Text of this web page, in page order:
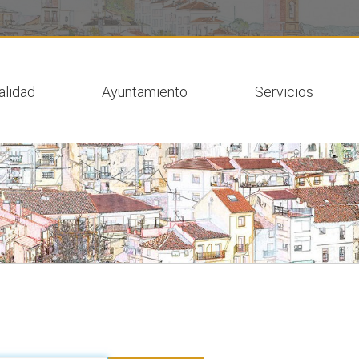
Ayuntamiento Servicios